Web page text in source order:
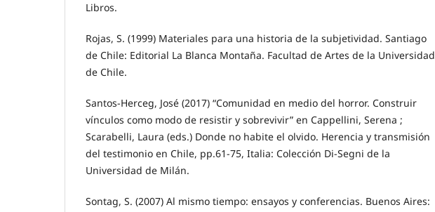
Libros.
Rojas, S. (1999) Materiales para una historia de la subjetividad. Santiago
de Chile: Editorial La Blanca Montaña. Facultad de Artes de la Universidad
de Chile.
Santos-Herceg, José (2017) “Comunidad en medio del horror. Construir
vínculos como modo de resistir y sobrevivir” en Cappellini, Serena ;
Scarabelli, Laura (eds.) Donde no habite el olvido. Herencia y transmisión
del testimonio en Chile, pp.61-75, Italia: Colección Di-Segni de la
Universidad de Milán.
Sontag, S. (2007) Al mismo tiempo: ensayos y conferencias. Buenos Aires: